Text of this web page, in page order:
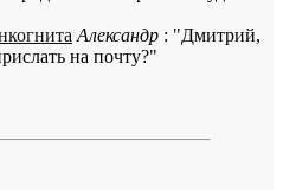
Александр : "Дмитрий,
на почту?"